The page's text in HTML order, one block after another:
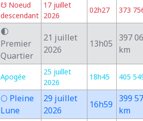
☋ Noeud
descendant
17 juillet
2026
02h27 373
🌓
Premier
Quartier
21 juillet
2026
13h05
397
km
Apogée
25 juillet
2026
18h45 405
🌕 Pleine
Lune
29 juillet
2026
16h59
399
km